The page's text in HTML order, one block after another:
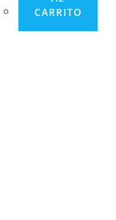
CARRITO